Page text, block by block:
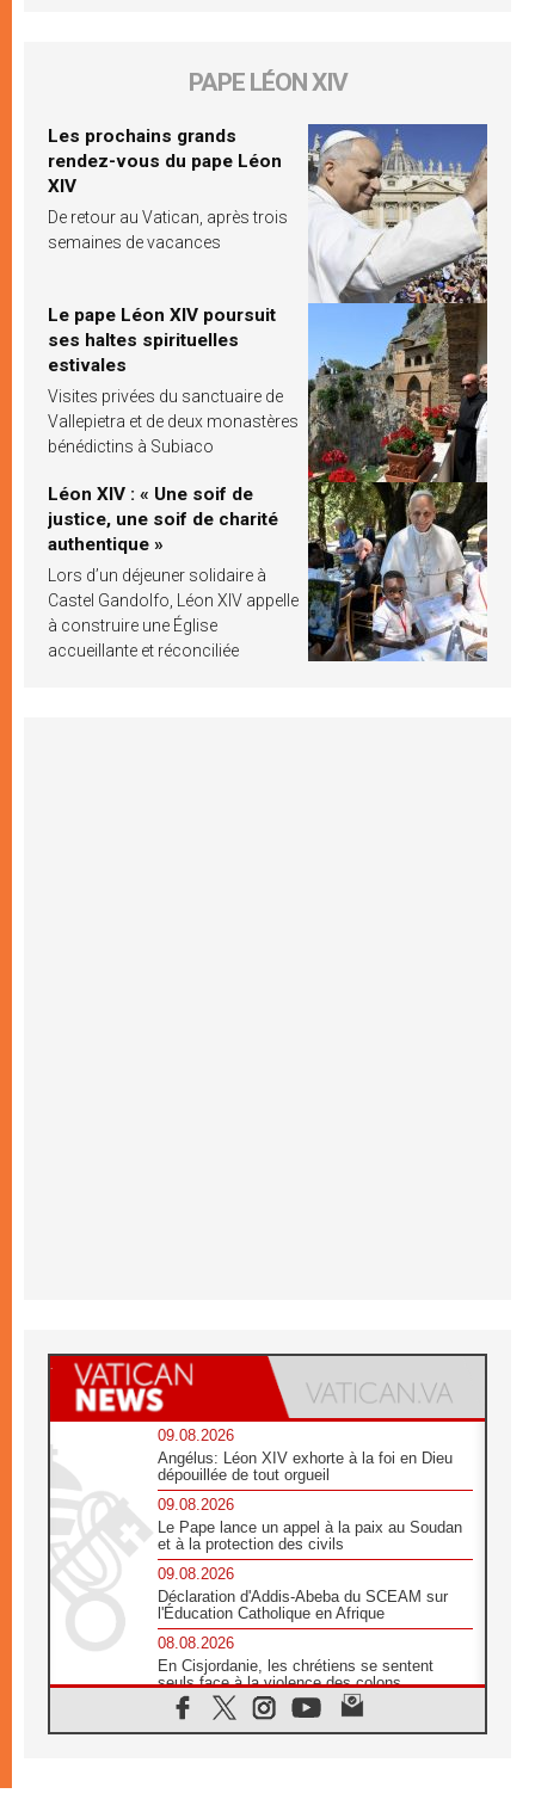
PAPE LÉON XIV
Les prochains grands
rendez-vous du pape Léon
XIV
De retour au Vatican, après trois
semaines de vacances
Le pape Léon XIV poursuit
ses haltes spirituelles
estivales
Visites privées du sanctuaire de
Vallepietra et de deux monastères
bénédictins à Subiaco
Léon XIV : « Une soif de
justice, une soif de charité
authentique »
Lors d’un déjeuner solidaire à
Castel Gandolfo, Léon XIV appelle
à construire une Église
accueillante et réconciliée
09.08.2026
Angélus: Léon XIV exhorte à la foi en Dieu
dépouillée de tout orgueil
09.08.2026
Le Pape lance un appel à la paix au Soudan
et à la protection des civils
09.08.2026
Déclaration d'Addis-Abeba du SCEAM sur
l'Éducation Catholique en Afrique
08.08.2026
En Cisjordanie, les chrétiens se sentent
seuls face à la violence des colons
08.08.2026
Léon XIV au sanctuaire de Notre Dame du